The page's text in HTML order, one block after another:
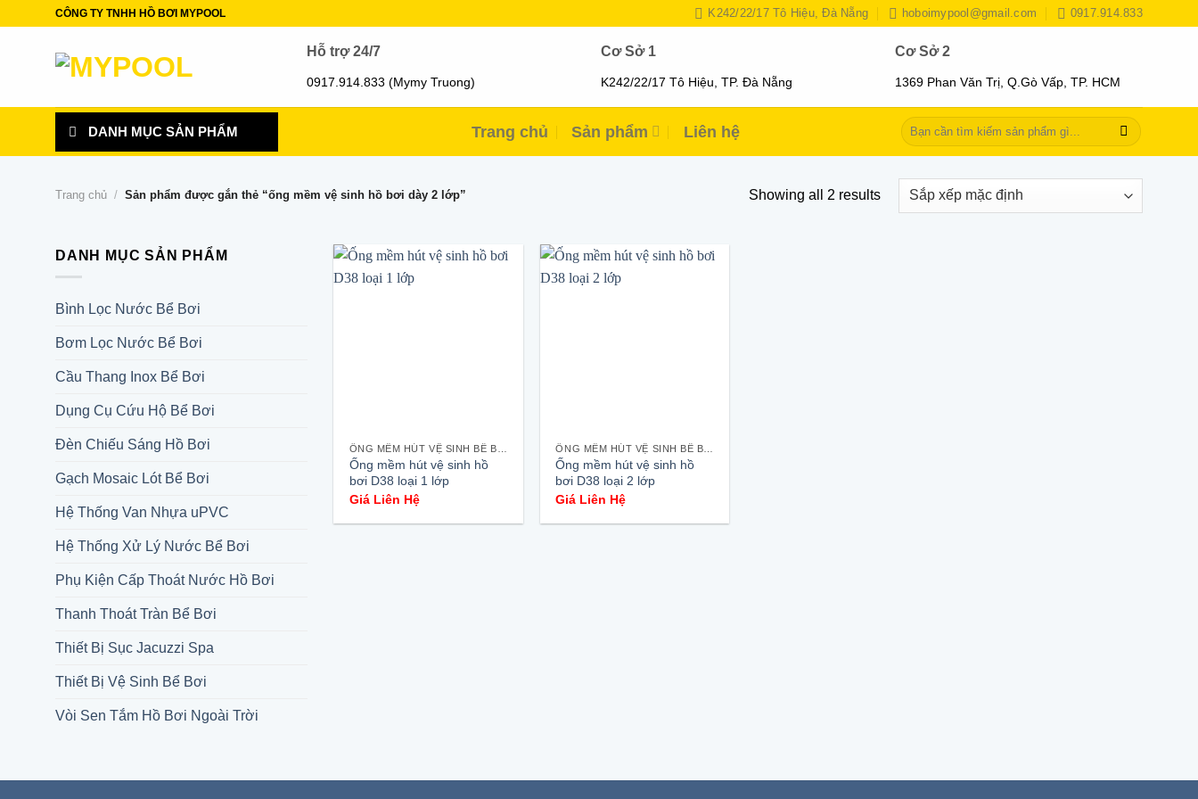
CÔNG TY TNHH HỒ BƠI MYPOOL K242/22/17 Tô Hiệu, Đà Nẵng hoboimypool@gmail.com 0917.914.833
Hỗ trợ 24/7
0917.914.833 (Mymy Truong)
Cơ Sở 1
K242/22/17 Tô Hiệu, TP. Đà Nẵng
Cơ Sở 2
1369 Phan Văn Trị, Q.Gò Vấp, TP. HCM
DANH MỤC SẢN PHẨM Trang chủ Sản phẩm Liên hệ
Tìm
kiếm:
Trang chủ / Sản phẩm được gắn thẻ “ống mềm vệ sinh hồ bơi dày 2 lớp” Showing all 2 results
DANH MỤC SẢN PHẨM
Bình Lọc Nước Bể Bơi
Bơm Lọc Nước Bể Bơi
Cầu Thang Inox Bể Bơi
Dụng Cụ Cứu Hộ Bể Bơi
Đèn Chiếu Sáng Hồ Bơi
Gạch Mosaic Lót Bể Bơi
Hệ Thống Van Nhựa uPVC
Hệ Thống Xử Lý Nước Bể Bơi
Phụ Kiện Cấp Thoát Nước Hồ Bơi
Thanh Thoát Tràn Bể Bơi
Thiết Bị Sục Jacuzzi Spa
Thiết Bị Vệ Sinh Bể Bơi
Vòi Sen Tắm Hồ Bơi Ngoài Trời
Ống mềm hút vệ sinh hồ
bơi D38 loại 1 lớp
Giá Liên Hệ
Ống mềm hút vệ sinh hồ
bơi D38 loại 2 lớp
Giá Liên Hệ